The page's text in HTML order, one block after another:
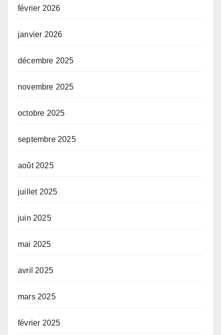
février 2026
janvier 2026
décembre 2025
novembre 2025
octobre 2025
septembre 2025
août 2025
juillet 2025
juin 2025
mai 2025
avril 2025
mars 2025
février 2025